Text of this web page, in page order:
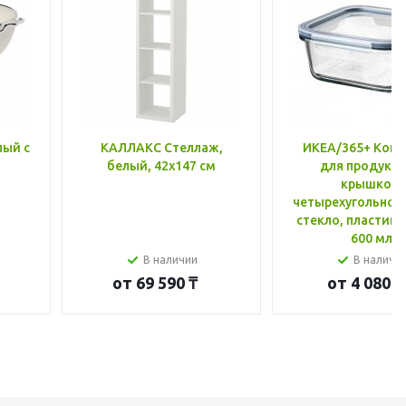
с
КАЛЛАКС Стеллаж,
белый, 42x147 см
В наличии
от 69 590 ₸
ИКЕА/365+
для
крышкой,
стекло, пластик
600 мл
В
от 4 080 ₸